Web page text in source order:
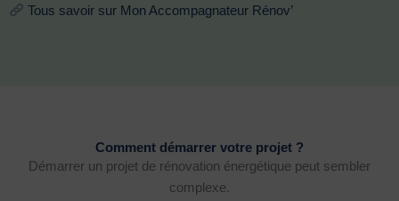
Tous savoir sur Mon Accompagnateur Rénov’
Comment démarrer votre projet ?
Démarrer un projet de rénovation énergétique peut sembler
complexe.